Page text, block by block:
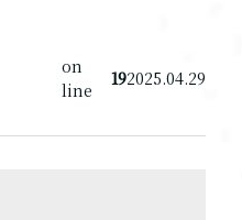
on
line
192025.04.29